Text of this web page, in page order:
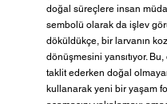
doğal süreçlere insan
sembolü olarak da işlev
döküldükçe, bir larvanın
dönüşmesini yansıtıyor.
taklit ederken doğal
kullanarak yeni bir yaşam